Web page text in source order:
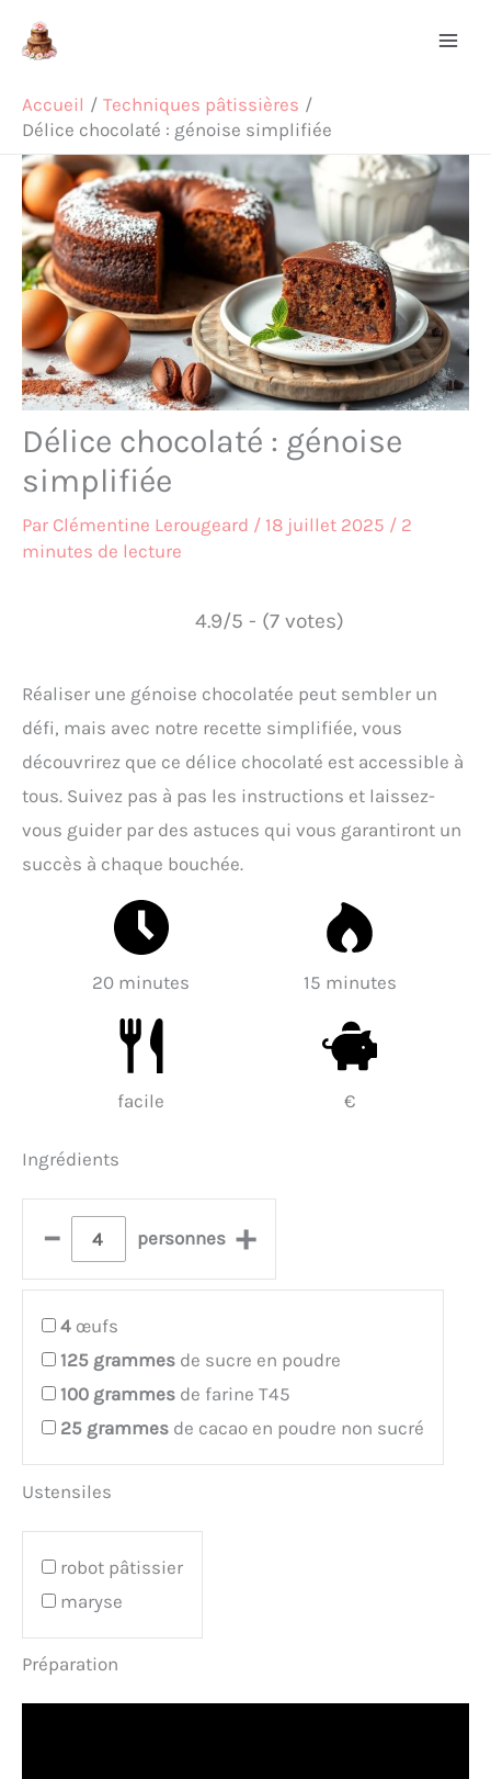
Accueil
Techniques pâtissières
Délice chocolaté : génoise simplifiée
Délice chocolaté : génoise
simplifiée
Par Clémentine Lerougeard / 18 juillet 2025 / 2
minutes de lecture
4.9/5 - (7 votes)
Réaliser une génoise chocolatée peut sembler un
défi, mais avec notre recette simplifiée, vous
découvrirez que ce délice chocolaté est accessible à
tous. Suivez pas à pas les instructions et laissez-
vous guider par des astuces qui vous garantiront un
succès à chaque bouchée.
20 minutes 15 minutes
facile €
Ingrédients
– personnes +
4 œufs
125 grammes de sucre en poudre
100 grammes de farine T45
25 grammes de cacao en poudre non sucré
Ustensiles
robot pâtissier
maryse
Préparation
Rechercher